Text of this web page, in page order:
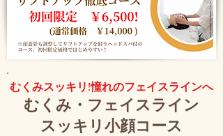
むくみスッキリ!憧れのフェイスラインへ
むくみ・フェイスライン
スッキリ小顔コース